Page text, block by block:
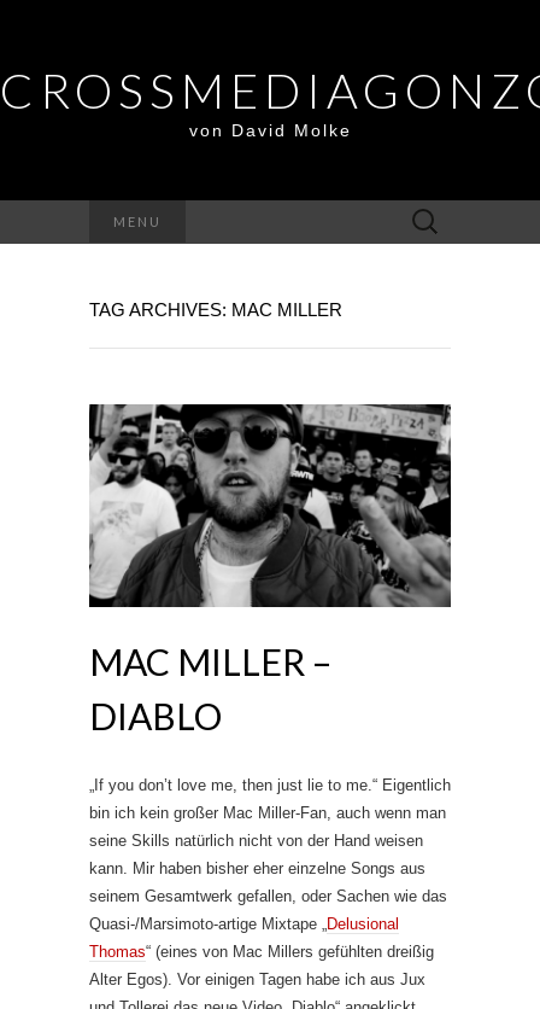
von David Molke
MENU
Suche
nach:
TAG ARCHIVES: MAC MILLER
MAC MILLER –
DIABLO
„If you don’t love me, then just lie to me.“ Eigentlich
bin ich kein großer Mac Miller-Fan, auch wenn man
seine Skills natürlich nicht von der Hand weisen
kann. Mir haben bisher eher einzelne Songs aus
seinem Gesamtwerk gefallen, oder Sachen wie das
Quasi-/Marsimoto-artige Mixtape „Delusional
Thomas“ (eines von Mac Millers gefühlten dreißig
Alter Egos). Vor einigen Tagen habe ich aus Jux